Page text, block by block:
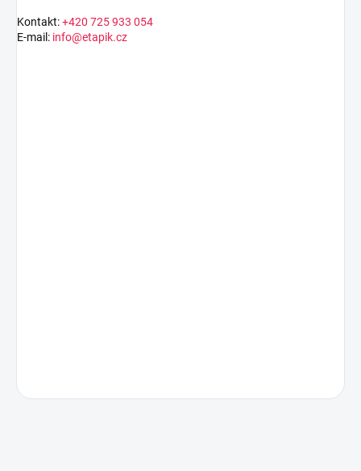
Kontakt:+420 725 933 054
E-mail: info@etapik.cz